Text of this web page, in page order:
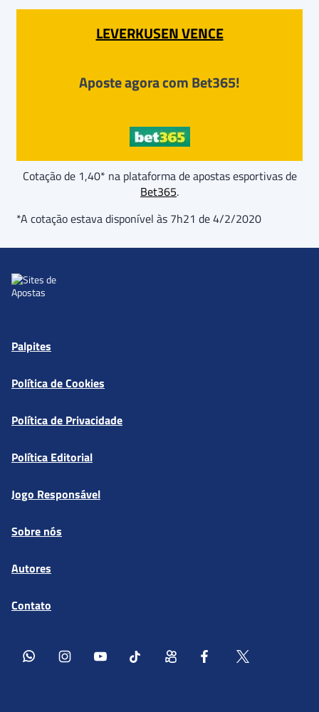
LEVERKUSEN VENCE
Aposte agora com Bet365!
Cotação de 1,40* na plataforma de apostas esportivas de
Bet365.
*A cotação estava disponível às 7h21 de 4/2/2020
Palpites
Política de Cookies
Política de Privacidade
Política Editorial
Jogo Responsável
Sobre nós
Autores
Contato